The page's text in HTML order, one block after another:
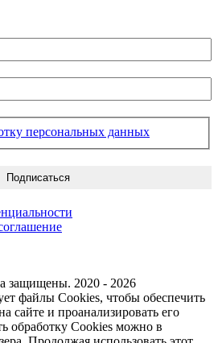
персональных данных
защищены. 2020 - 2026
файлы Cookies, чтобы обеспечить
сайте и проанализировать его
обработку Cookies можно в